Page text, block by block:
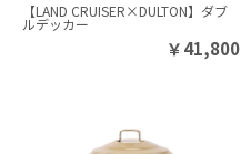
【LAND CRUISER×DULTON】ダブ
ルデッカー
￥41,800